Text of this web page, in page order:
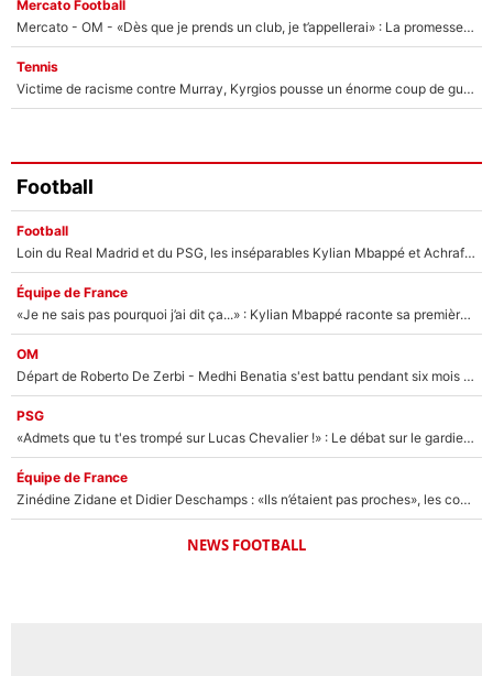
Mercato Football
Mercato - OM - «Dès que je prends un club, je t’appellerai» : La promesse de Marcelino au moment de claquer la porte
Tennis
Victime de racisme contre Murray, Kyrgios pousse un énorme coup de gueule !
Football
Football
Loin du Real Madrid et du PSG, les inséparables Kylian Mbappé et Achraf Hakimi changent d'équipe le temps d'une journée !
Équipe de France
«Je ne sais pas pourquoi j’ai dit ça...» : Kylian Mbappé raconte sa première rencontre avec Zinédine Zidane (et c’est très drôle)
OM
Départ de Roberto De Zerbi - Medhi Benatia s'est battu pendant six mois pour le retenir à l'OM, le PSG a été le naufrage de trop : «Je pars avec toi»
PSG
«Admets que tu t'es trompé sur Lucas Chevalier !» : Le débat sur le gardien du PSG vire au clash à l'After Foot
Équipe de France
Zinédine Zidane et Didier Deschamps : «Ils n’étaient pas proches», les confidences d’un membre de l’équipe de France 1998 sur leur relation spéciale
NEWS FOOTBALL